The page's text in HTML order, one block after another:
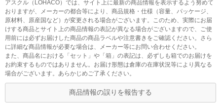
アスクル（LOHACO）では、サイト上に最新の商品情報を表示するよう努めて
おりますが、メーカーの都合等により、商品規格・仕様（容量、パッケージ、
原材料、原産国など）が変更される場合がございます。このため、実際にお届
けする商品とサイト上の商品情報の表記が異なる場合がございますので、ご使
用前には必ずお届けした商品の商品ラベルや注意書きをご確認ください。さら
に詳細な商品情報が必要な場合は、メーカー等にお問い合わせください。
また、商品名における「セット」や「箱」の表記は、必ずしも箱でのお届けを
お約束するものではありません。お届け形態は倉庫の在庫状況等により異なる
場合がございます。あらかじめご了承ください。
商品情報の誤りを報告する